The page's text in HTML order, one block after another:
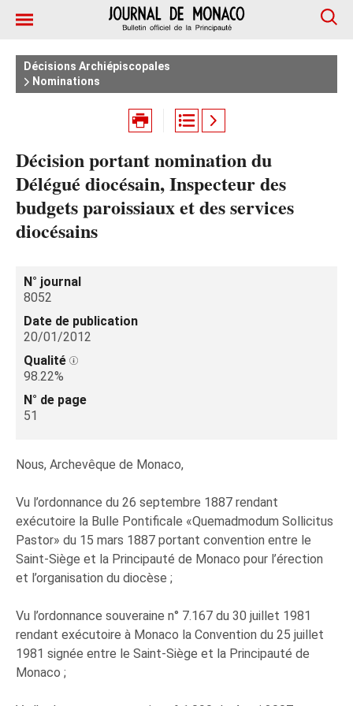
Décisions Archiépiscopales
Nominations
Décision portant nomination du
Délégué diocésain, Inspecteur des
budgets paroissiaux et des services
diocésains
N° journal
8052
Date de publication
20/01/2012
Qualité
98.22%
N° de page
51
Nous, Archevêque de Monaco,
Vu l’ordonnance du 26 septembre 1887 rendant
exécutoire la Bulle Pontificale «Quemadmodum Sollicitus
Pastor» du 15 mars 1887 portant convention entre le
Saint-Siège et la Principauté de Monaco pour l’érection
et l’organisation du diocèse ;
Vu l’ordonnance souveraine n° 7.167 du 30 juillet 1981
rendant exécutoire à Monaco la Convention du 25 juillet
1981 signée entre le Saint-Siège et la Principauté de
Monaco ;